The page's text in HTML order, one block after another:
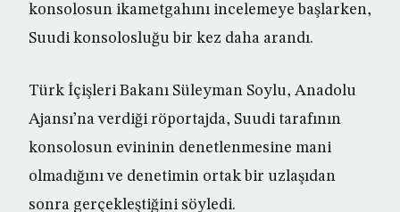
konsolosun ikametgahını incelemeye başlarken,
Suudi konsolosluğu bir kez daha arandı.
Türk İçişleri Bakanı Süleyman Soylu, Anadolu
Ajansı’na verdiği röportajda, Suudi tarafının
konsolosun evininin denetlenmesine mani
olmadığını ve denetimin ortak bir uzlaşıdan
sonra gerçekleştiğini söyledi.